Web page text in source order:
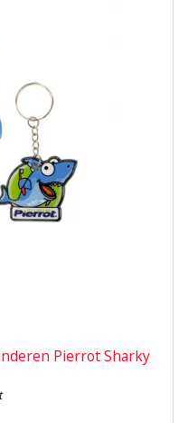
Pierrot Sharky